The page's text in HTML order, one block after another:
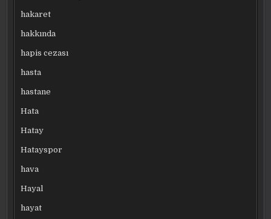
hakaret
hakkında
hapis cezası
hasta
hastane
Hata
Hatay
Hatayspor
hava
Hayal
hayat